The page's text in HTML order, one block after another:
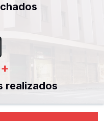
+
realizados